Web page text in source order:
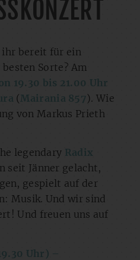
bereit für ein
besten Sorte? Am
19.30 bis 21.00 Uhr
(Mairania 857 ). Wie
von Markus Prieth
legendary Radix
seit Jänner gelacht,
gespielt auf der
Musik. Und wir sind
Und freuen uns auf
Uhr) –